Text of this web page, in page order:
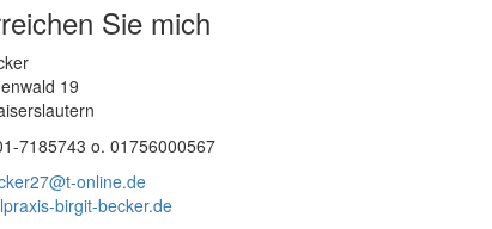
Sie mich
19
7185743 o. 01756000567
online.de
birgit-becker.de